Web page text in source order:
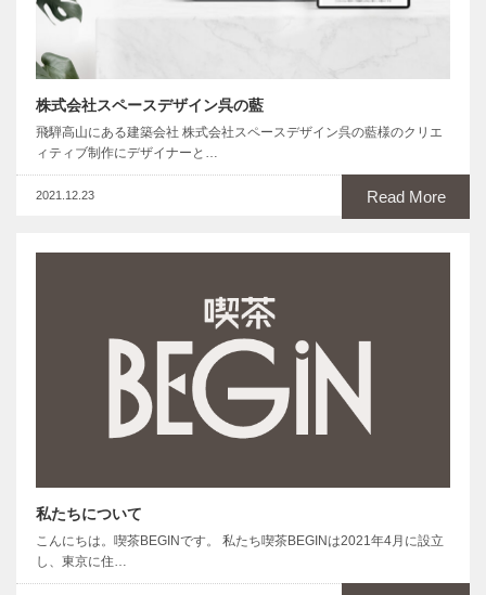
株式会社スペースデザイン呉の藍
飛騨高山にある建築会社 株式会社スペースデザイン呉の藍様のクリエ
ィティブ制作にデザイナーと…
Read More
2021.12.23
私たちについて
こんにちは。喫茶BEGINです。 私たち喫茶BEGINは2021年4月に設立
し、東京に住…